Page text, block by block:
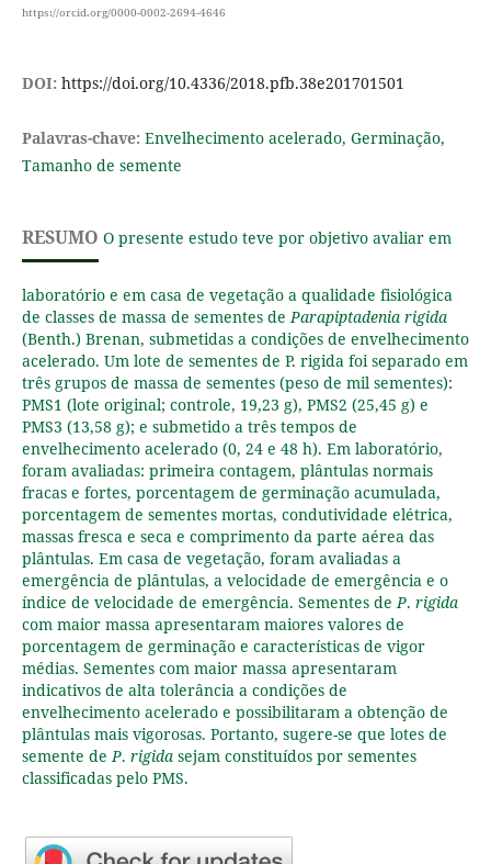
https://orcid.org/0000-0002-2694-4646
DOI: https://doi.org/10.4336/2018.pfb.38e201701501
Palavras-chave: Envelhecimento acelerado, Germinação,
Tamanho de semente
RESUMO O presente estudo teve por objetivo avaliar em
laboratório e em casa de vegetação a qualidade fisiológica
de classes de massa de sementes deParapiptadenia rigida
(Benth.) Brenan, submetidas a condições de envelhecimento
acelerado. Um lote de sementes de P. rigida foi separado em
três grupos de massa de sementes (peso de mil sementes):
PMS1 (lote original; controle, 19,23 g), PMS2 (25,45 g) e
PMS3 (13,58 g); e submetido a três tempos de
envelhecimento acelerado (0, 24 e 48 h). Em laboratório,
foram avaliadas: primeira contagem, plântulas normais
fracas e fortes, porcentagem de germinação acumulada,
porcentagem de sementes mortas, condutividade elétrica,
massas fresca e seca e comprimento da parte aérea das
plântulas. Em casa de vegetação, foram avaliadas a
emergência de plântulas, a velocidade de emergência e o
índice de velocidade de emergência. Sementes deP. rigida
com maior massa apresentaram maiores valores de
porcentagem de germinação e características de vigor
médias. Sementes com maior massa apresentaram
indicativos de alta tolerância a condições de
envelhecimento acelerado e possibilitaram a obtenção de
plântulas mais vigorosas. Portanto, sugere-se que lotes de
semente deP. rigidasejam constituídos por sementes
classificadas pelo PMS.